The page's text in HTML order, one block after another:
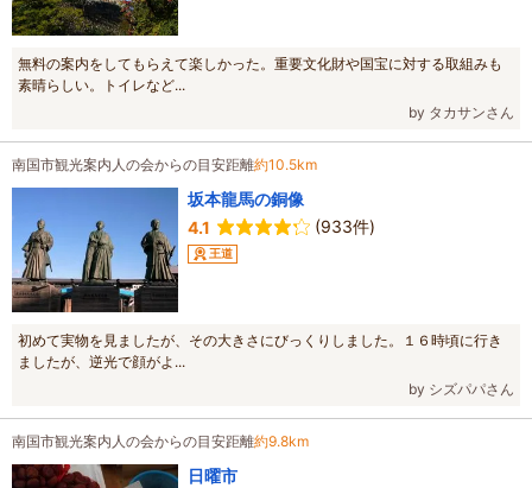
無料の案内をしてもらえて楽しかった。重要文化財や国宝に対する取組みも
素晴らしい。トイレなど...
by タカサンさん
南国市観光案内人の会からの目安距離約10.5km
坂本龍馬の銅像
4.1
(933件)
王道
初めて実物を見ましたが、その大きさにびっくりしました。１６時頃に行き
ましたが、逆光で顔がよ...
by シズパパさん
南国市観光案内人の会からの目安距離約9.8km
日曜市